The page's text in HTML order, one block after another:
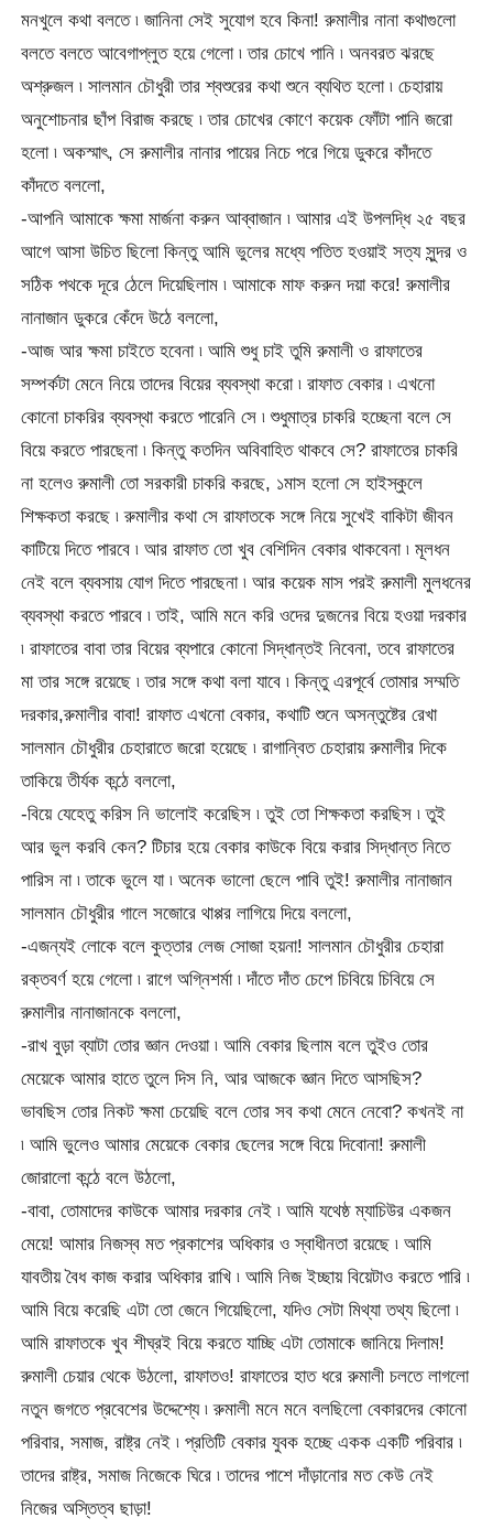
মনখুলে কথা বলতে ৷ জানিনা সেই সুযোগ হবে কিনা! রুমালীর নানা কথাগুলো
বলতে বলতে আবেগাপ্লুত হয়ে গেলো ৷ তার চোখে পানি ৷ অনবরত ঝরছে
অশ্রুজল ৷ সালমান চৌধুরী তার শ্বশুরের কথা শুনে ব্যথিত হলো ৷ চেহারায়
অনুশোচনার ছাঁপ বিরাজ করছে ৷ তার চোখের কোণে কয়েক ফোঁটা পানি জরো
হলো ৷ অকস্মাৎ, সে রুমালীর নানার পায়ের নিচে পরে গিয়ে ডুকরে কাঁদতে
কাঁদতে বললো,
-আপনি আমাকে ক্ষমা মার্জনা করুন আব্বাজান ৷ আমার এই উপলদ্ধি ২৫ বছর
আগে আসা উচিত ছিলো কিন্তু আমি ভুলের মধ্যে পতিত হওয়াই সত্য সুন্দর ও
সঠিক পথকে দূরে ঠেলে দিয়েছিলাম ৷ আমাকে মাফ করুন দয়া করে! রুমালীর
নানাজান ডুকরে কেঁদে উঠে বললো,
-আজ আর ক্ষমা চাইতে হবেনা ৷ আমি শুধু চাই তুমি রুমালী ও রাফাতের
সম্পর্কটা মেনে নিয়ে তাদের বিয়ের ব্যবস্থা করো ৷ রাফাত বেকার ৷ এখনো
কোনো চাকরির ব্যবস্থা করতে পারেনি সে ৷ শুধুমাত্র চাকরি হচ্ছেনা বলে সে
বিয়ে করতে পারছেনা ৷ কিন্তু কতদিন অবিবাহিত থাকবে সে? রাফাতের চাকরি
না হলেও রুমালী তো সরকারী চাকরি করছে, ১মাস হলো সে হাইস্কুলে
শিক্ষকতা করছে ৷ রুমালীর কথা সে রাফাতকে সঙ্গে নিয়ে সুখেই বাকিটা জীবন
কাটিয়ে দিতে পারবে ৷ আর রাফাত তো খুব বেশিদিন বেকার থাকবেনা ৷ মূলধন
নেই বলে ব্যবসায় যোগ দিতে পারছেনা ৷ আর কয়েক মাস পরই রুমালী মুলধনের
ব্যবস্থা করতে পারবে ৷ তাই, আমি মনে করি ওদের দুজনের বিয়ে হওয়া দরকার
৷ রাফাতের বাবা তার বিয়ের ব্যপারে কোনো সিদ্ধান্তই নিবেনা, তবে রাফাতের
মা তার সঙ্গে রয়েছে ৷ তার সঙ্গে কথা বলা যাবে ৷ কিন্তু এরপূর্বে তোমার সম্মতি
দরকার,রুমালীর বাবা! রাফাত এখনো বেকার, কথাটি শুনে অসন্তুষ্টের রেখা
সালমান চৌধুরীর চেহারাতে জরো হয়েছে ৷ রাগান্বিত চেহারায় রুমালীর দিকে
তাকিয়ে তীর্যক কন্ঠে বললো,
-বিয়ে যেহেতু করিস নি ভালোই করেছিস ৷ তুই তো শিক্ষকতা করছিস ৷ তুই
আর ভুল করবি কেন? টিচার হয়ে বেকার কাউকে বিয়ে করার সিদ্ধান্ত নিতে
পারিস না ৷ তাকে ভুলে যা ৷ অনেক ভালো ছেলে পাবি তুই! রুমালীর নানাজান
সালমান চৌধুরীর গালে সজোরে থাপ্পর লাগিয়ে দিয়ে বললো,
-এজন্যই লোকে বলে কুত্তার লেজ সোজা হয়না! সালমান চৌধুরীর চেহারা
রক্তবর্ণ হয়ে গেলো ৷ রাগে অগ্নিশর্মা ৷ দাঁতে দাঁত চেপে চিবিয়ে চিবিয়ে সে
রুমালীর নানাজানকে বললো,
-রাখ বুড়া ব্যাটা তোর জ্ঞান দেওয়া ৷ আমি বেকার ছিলাম বলে তুইও তোর
মেয়েকে আমার হাতে তুলে দিস নি, আর আজকে জ্ঞান দিতে আসছিস?
ভাবছিস তোর নিকট ক্ষমা চেয়েছি বলে তোর সব কথা মেনে নেবো? কখনই না
৷ আমি ভুলেও আমার মেয়েকে বেকার ছেলের সঙ্গে বিয়ে দিবোনা! রুমালী
জোরালো কন্ঠে বলে উঠলো,
-বাবা, তোমাদের কাউকে আমার দরকার নেই ৷ আমি যথেষ্ঠ ম্যাচিউর একজন
মেয়ে! আমার নিজস্ব মত প্রকাশের অধিকার ও স্বাধীনতা রয়েছে ৷ আমি
যাবতীয় বৈধ কাজ করার অধিকার রাখি ৷ আমি নিজ ইচ্ছায় বিয়েটাও করতে পারি ৷
আমি বিয়ে করেছি এটা তো জেনে গিয়েছিলো, যদিও সেটা মিথ্যা তথ্য ছিলো ৷
আমি রাফাতকে খুব শীঘ্রই বিয়ে করতে যাচ্ছি এটা তোমাকে জানিয়ে দিলাম!
রুমালী চেয়ার থেকে উঠলো, রাফাতও! রাফাতের হাত ধরে রুমালী চলতে লাগলো
নতুন জগতে প্রবেশের উদ্দেশ্যে ৷ রুমালী মনে মনে বলছিলো বেকারদের কোনো
পরিবার, সমাজ, রাষ্ট্র নেই ৷ প্রতিটি বেকার যুবক হচ্ছে একক একটি পরিবার ৷
তাদের রাষ্ট্র, সমাজ নিজেকে ঘিরে ৷ তাদের পাশে দাঁড়ানোর মত কেউ নেই
নিজের অস্তিত্ব ছাড়া!